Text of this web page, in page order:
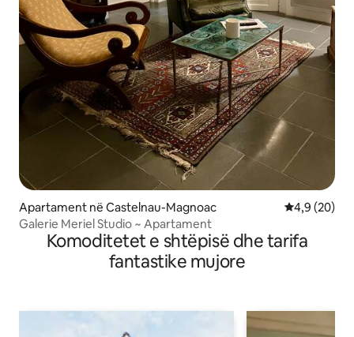
Apartament në Castelnau-Magnoac Vlerësimi
4,9 (20)
Galerie Meriel Studio ~ Apartament
Komoditetet e shtëpisë dhe tarifa
fantastike mujore